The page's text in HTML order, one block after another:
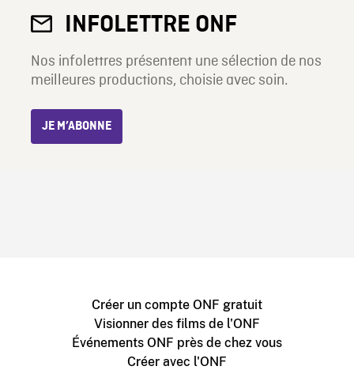
INFOLETTRE ONF
Nos infolettres présentent une sélection de nos
meilleures productions, choisie avec soin.
JE M’ABONNE
Créer un compte ONF gratuit
Visionner des films de l'ONF
Événements ONF près de chez vous
Créer avec l'ONF